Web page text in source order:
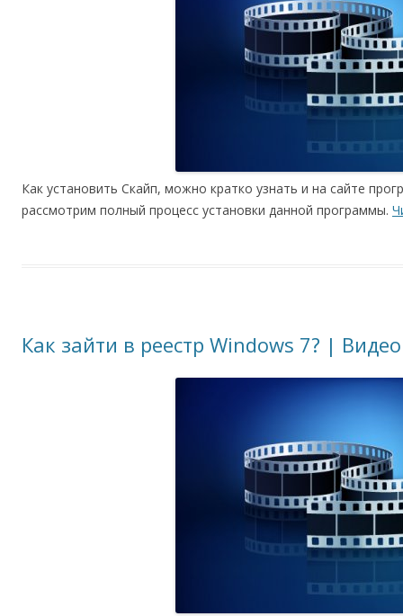
Как установить Скайп, можно кратко узнать и на сайте
рассмотрим полный процесс установки данной программы.
Как зайти в реестр Windows 7? |